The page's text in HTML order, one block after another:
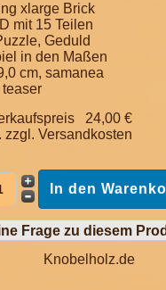
xlarge Brick
mit 15 Teilen
Geduld
in den Maßen
cm, samanea
teaser
24,00 €
zzgl.Versandkosten
Frage zu diesem
Knobelholz.de